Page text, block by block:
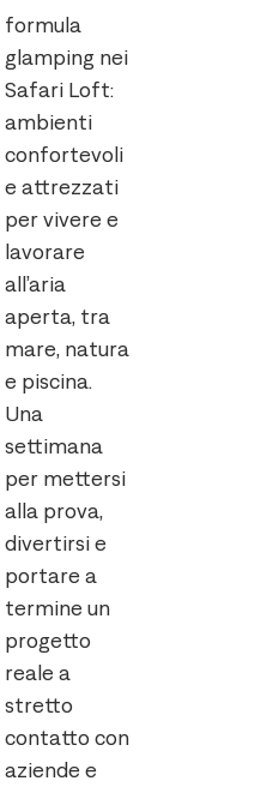
formula
glamping nei
Safari Loft:
ambienti
confortevoli
e attrezzati
per vivere e
lavorare
all’aria
aperta, tra
mare, natura
e piscina.
Una
settimana
per mettersi
alla prova,
divertirsi e
portare a
termine un
progetto
reale a
stretto
contatto con
aziende e